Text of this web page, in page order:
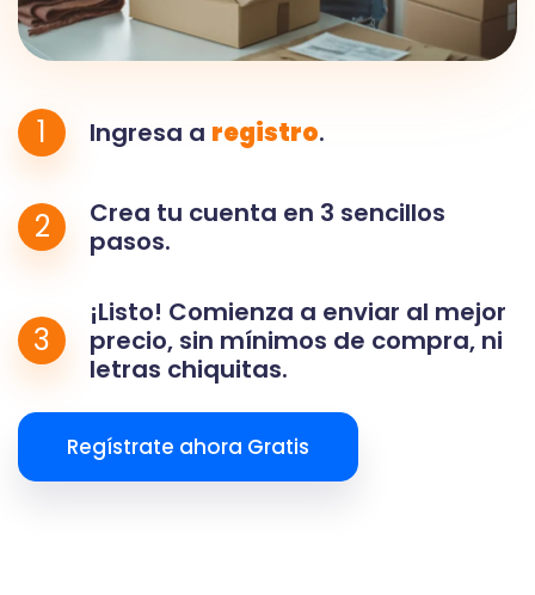
1 Ingresa a registro.
2
Crea tu cuenta en 3 sencillos
pasos.
3
¡Listo! Comienza a enviar al mejor
precio, sin mínimos de compra, ni
letras chiquitas.
Regístrate ahora Gratis